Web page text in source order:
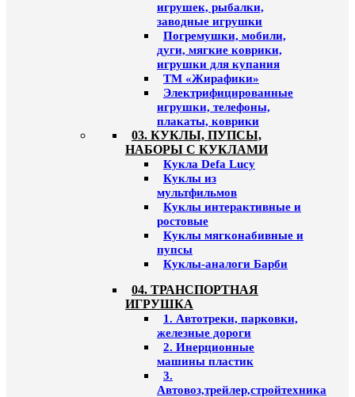
игрушек, рыбалки,
заводные игрушки
Погремушки, мобили,
дуги, мягкие коврики,
игрушки для купания
ТМ «Жирафики»
Электрифицированные
игрушки, телефоны,
плакаты, коврики
03. КУКЛЫ, ПУПСЫ,
НАБОРЫ С КУКЛАМИ
Кукла Defa Lucy
Куклы из
мультфильмов
Куклы интерактивные и
ростовые
Куклы мягконабивные и
пупсы
Куклы-аналоги Барби
04. ТРАНСПОРТНАЯ
ИГРУШКА
1. Автотреки, парковки,
железные дороги
2. Инерционные
машины пластик
3.
Автовоз,трейлер,стройтехника